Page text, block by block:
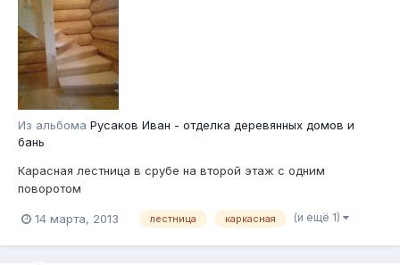
Из альбома Русаков Иван - отделка деревянных домов и
бань
Карасная лестница в срубе на второй этаж с одним
поворотом
14 марта, 2013 лестница каркасная (и ещё 1)